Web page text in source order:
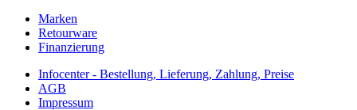
Marken
Retourware
Finanzierung
Infocenter - Bestellung, Lieferung, Zahlung, Preise
AGB
Impressum